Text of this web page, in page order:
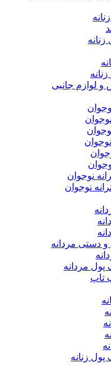
لوازم جانبی
نوجوان
نوجوان
دستی مردانه
پول مردانه
تاپ
زنانه